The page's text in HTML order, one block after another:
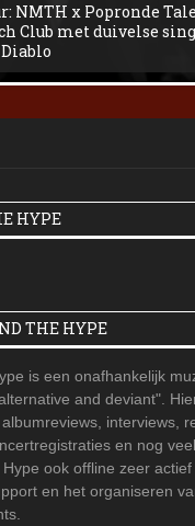
NMTH x Popronde
Club met duivelse
HYPE
THE HYPE
is een onafhankelijk
and deviant".
interviews,
en nog
ook offline zeer
en het organiseren